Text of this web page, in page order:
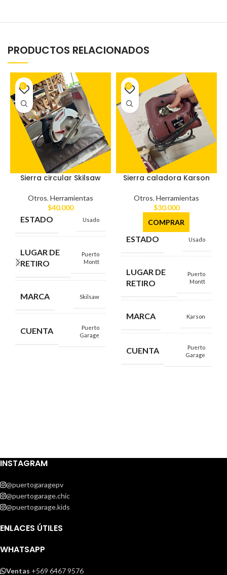
PRODUCTOS RELACIONADOS
Sierra circular Skilsaw
Otros, Herramientas
$40.000
ESTADO Usado
LUGAR DE
RETIRO
Puerto
Montt
MARCA Skilsaw
CUENTA
Puerto
Garage
0
Sierra caladora Karson
Otros, Herramientas
$30.000
COMPRAR
ESTADO Usado
LUGAR DE
RETIRO
Puerto
Montt
MARCA Karson
CUENTA
Puerto
Garage
0
INSTAGRAM
@puertogaragepv
@puertogarage.chic
@puertogarage.kids
ENLACES ÚTILES
WHATSAPP
Ventas +569 6467 9576